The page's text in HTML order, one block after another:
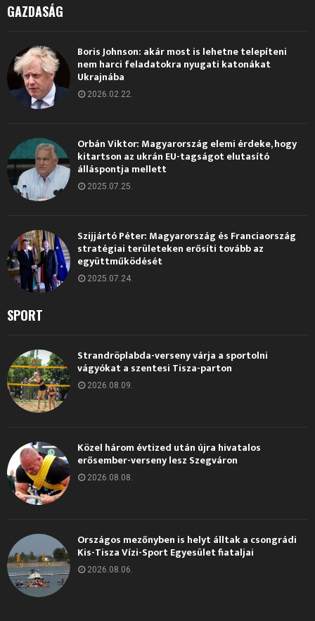
GAZDASÁG
Boris Johnson: akár most is lehetne telepíteni
nem harci feladatokra nyugati katonákat
Ukrajnába
2026.02.22.
Orbán Viktor: Magyarország elemi érdeke, hogy
kitartson az ukrán EU-tagságot elutasító
álláspontja mellett
2025.07.25.
Szijjártó Péter: Magyarország és Franciaország
stratégiai területeken erősíti tovább az
együttműködését
2025.07.24.
SPORT
Strandröplabda-verseny várja a sportolni
vágyókat a szentesi Tisza-parton
2026.08.09.
Közel három évtized után újra hivatalos
erősember-verseny lesz Szegváron
2026.08.08.
Országos mezőnyben is helyt álltak a csongrádi
Kis-Tisza Vízi-Sport Egyesület fiataljai
2026.08.06.